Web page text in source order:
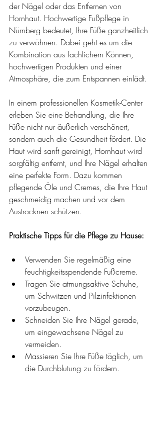
der Nägel oder das Entfernen von
Hornhaut. Hochwertige Fußpflege in
Nürnberg bedeutet, Ihre Füße ganzheitlich
zu verwöhnen. Dabei geht es um die
Kombination aus fachlichem Können,
hochwertigen Produkten und einer
Atmosphäre, die zum Entspannen einlädt.
In einem professionellen Kosmetik-Center
erleben Sie eine Behandlung, die Ihre
Füße nicht nur äußerlich verschönert,
sondern auch die Gesundheit fördert. Die
Haut wird sanft gereinigt, Hornhaut wird
sorgfältig entfernt, und Ihre Nägel erhalten
eine perfekte Form. Dazu kommen
pflegende Öle und Cremes, die Ihre Haut
geschmeidig machen und vor dem
Austrocknen schützen.
Praktische Tipps für die Pflege zu Hause:
Verwenden Sie regelmäßig eine
feuchtigkeitsspendende Fußcreme.
Tragen Sie atmungsaktive Schuhe,
um Schwitzen und Pilzinfektionen
vorzubeugen.
Schneiden Sie Ihre Nägel gerade,
um eingewachsene Nägel zu
vermeiden.
Massieren Sie Ihre Füße täglich, um
die Durchblutung zu fördern.